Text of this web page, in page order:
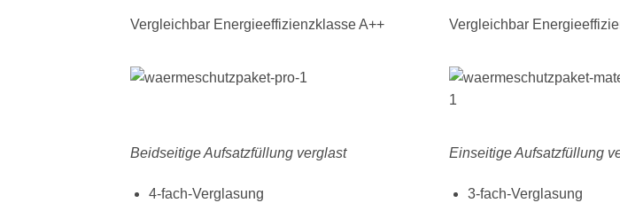
Vergleichbar Energieeffizienzklasse A++ Vergleichbar
Beidseitige Aufsatzfüllung verglast
4-fach-Verglasung
Einseitige Aufsatzfüllung
3-fach-Verglasung